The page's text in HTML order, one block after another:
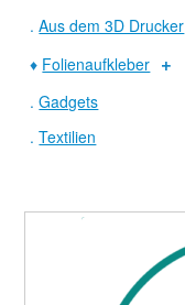
.Aus dem 3D Drucker
♦ Folienaufkleber
.Gadgets
.Textilien